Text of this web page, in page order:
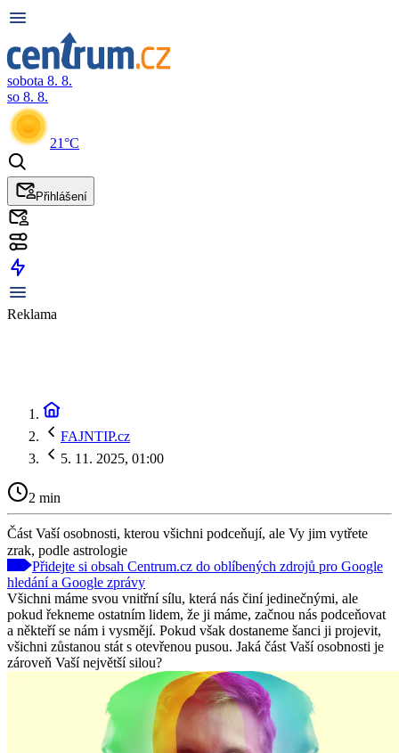
sobota 8. 8.
so 8. 8.
21°C
Přihlášení
Reklama
FAJNTIP.cz
5. 11. 2025, 01:00
2 min
Část Vaší osobnosti, kterou všichni podceňují, ale Vy jim vytřete
zrak, podle astrologie
Přidejte si obsah Centrum.cz do oblíbených zdrojů pro Google
hledání a Google zprávy
Všichni máme svou vnitřní sílu, která nás činí jedinečnými, ale
pokud řekneme ostatním lidem, že ji máme, začnou nás podceňovat
a někteří se nám i vysmějí. Pokud však dostaneme šanci ji projevit,
všichni zůstanou stát s otevřenou pusou. Jaká část Vaší osobnosti je
zároveň Vaší největší silou?